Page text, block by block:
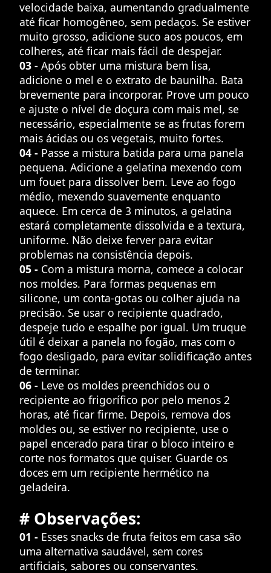
velocidade baixa, aumentando gradualmente
até ficar homogêneo, sem pedaços. Se estiver
muito grosso, adicione suco aos poucos, em
colheres, até ficar mais fácil de despejar.
03 - Após obter uma mistura bem lisa,
adicione o mel e o extrato de baunilha. Bata
brevemente para incorporar. Prove um pouco
e ajuste o nível de doçura com mais mel, se
necessário, especialmente se as frutas forem
mais ácidas ou os vegetais, muito fortes.
04 - Passe a mistura batida para uma panela
pequena. Adicione a gelatina mexendo com
um fouet para dissolver bem. Leve ao fogo
médio, mexendo suavemente enquanto
aquece. Em cerca de 3 minutos, a gelatina
estará completamente dissolvida e a textura,
uniforme. Não deixe ferver para evitar
problemas na consistência depois.
05 - Com a mistura morna, comece a colocar
nos moldes. Para formas pequenas em
silicone, um conta-gotas ou colher ajuda na
precisão. Se usar o recipiente quadrado,
despeje tudo e espalhe por igual. Um truque
útil é deixar a panela no fogão, mas com o
fogo desligado, para evitar solidificação antes
de terminar.
06 - Leve os moldes preenchidos ou o
recipiente ao frigorífico por pelo menos 2
horas, até ficar firme. Depois, remova dos
moldes ou, se estiver no recipiente, use o
papel encerado para tirar o bloco inteiro e
corte nos formatos que quiser. Guarde os
doces em um recipiente hermético na
geladeira.
# Observações:
01 - Esses snacks de fruta feitos em casa são
uma alternativa saudável, sem cores
artificiais, sabores ou conservantes.